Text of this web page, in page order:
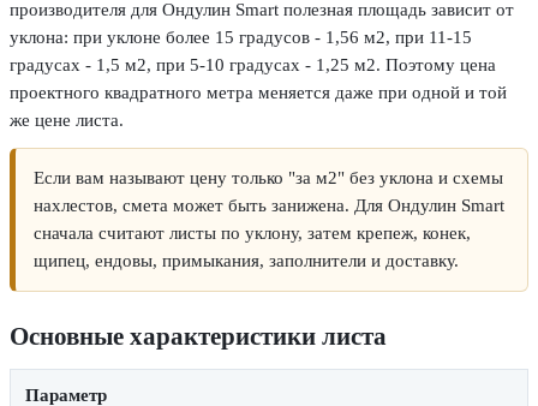
производителя для Ондулин Smart полезная площадь зависит от
уклона: при уклоне более 15 градусов - 1,56 м2, при 11-15
градусах - 1,5 м2, при 5-10 градусах - 1,25 м2. Поэтому цена
проектного квадратного метра меняется даже при одной и той
же цене листа.
Если вам называют цену только "за м2" без уклона и схемы
нахлестов, смета может быть занижена. Для Ондулин Smart
сначала считают листы по уклону, затем крепеж, конек,
щипец, ендовы, примыкания, заполнители и доставку.
Основные характеристики листа
Параметр